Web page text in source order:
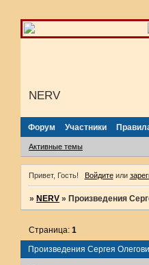
NERV
Форум Участники
Активные темы
Привет, Гость! Войдитеили
»NERV »Произведения
Произведения Сергея
Страница:1